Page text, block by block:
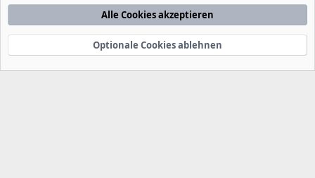
Nutzungsbedingungen Datenschutzerklärung
Startseite
e
Community platform by XenForo® © 2010-2022 XenForo Ltd.
xenDach©2010-2014
Alle Cookies akzeptieren
Optionale Cookies ablehnen